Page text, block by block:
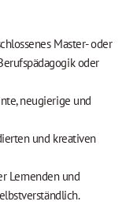
Master- oder
oder
neugierige und
und kreativen
Lernenden und